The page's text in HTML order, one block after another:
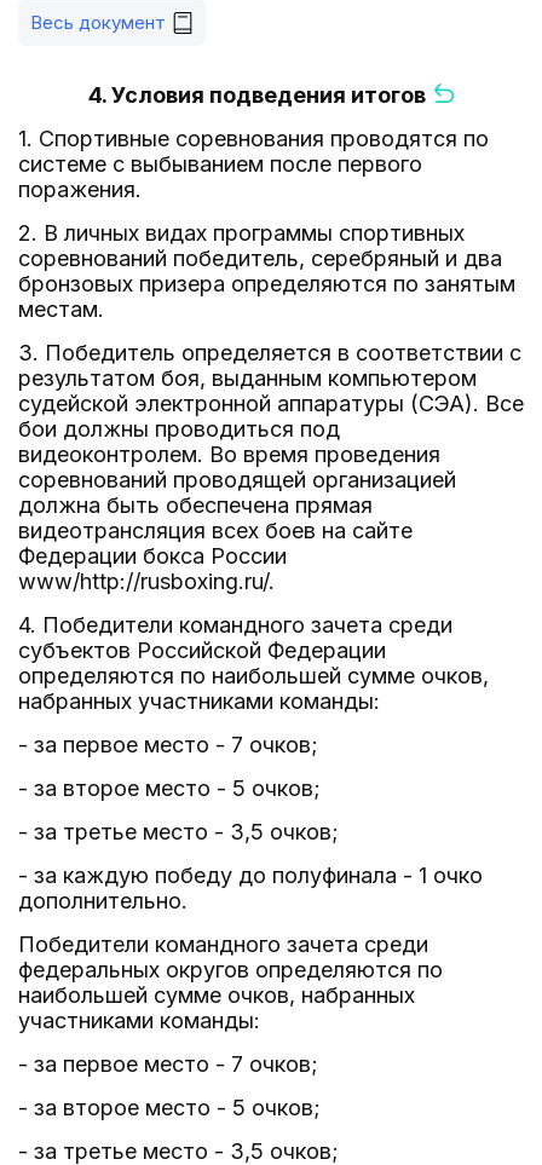
Весь документ
4. Условия подведения итогов
1. Спортивные соревнования проводятся по
системе с выбыванием после первого
поражения.
2. В личных видах программы спортивных
соревнований победитель, серебряный и два
бронзовых призера определяются по занятым
местам.
3. Победитель определяется в соответствии с
результатом боя, выданным компьютером
судейской электронной аппаратуры (СЭА). Все
бои должны проводиться под
видеоконтролем. Во время проведения
соревнований проводящей организацией
должна быть обеспечена прямая
видеотрансляция всех боев на сайте
Федерации бокса России
www/http://rusboxing.ru/.
4. Победители командного зачета среди
субъектов Российской Федерации
определяются по наибольшей сумме очков,
набранных участниками команды:
- за первое место - 7 очков;
- за второе место - 5 очков;
- за третье место - 3,5 очков;
- за каждую победу до полуфинала - 1 очко
дополнительно.
Победители командного зачета среди
федеральных округов определяются по
наибольшей сумме очков, набранных
участниками команды:
- за первое место - 7 очков;
- за второе место - 5 очков;
- за третье место - 3,5 очков;